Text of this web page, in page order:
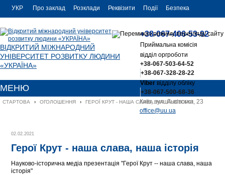
УКР
ENG
Про заклад Розклади Реквізити Події Безпека
ВІДКРИТИЙ МІЖНАРОДНИЙ
УНІВЕРСИТЕТ РОЗВИТКУ ЛЮДИНИ
«УКРАЇНА»
+38-067-406-53-92
Приймальна комісія
відділ оргроботи
+38-067-503-64-52
+38-067-328-28-22
Viberвідділу обліку
+38-067-500-68-36
Київ, вул. Львівська, 23
office@uu.ua
МЕНЮ
СТАРТОВА › ОГОЛОШЕННЯ › ГЕРОЇ КРУТ - НАША СЛАВА, НАША ІСТОРІЯ
02.02.2021
Герої Крут - наша слава, наша історія
Науково-історична медіа презентація "Герої Крут -- наша слава, наша
історія"